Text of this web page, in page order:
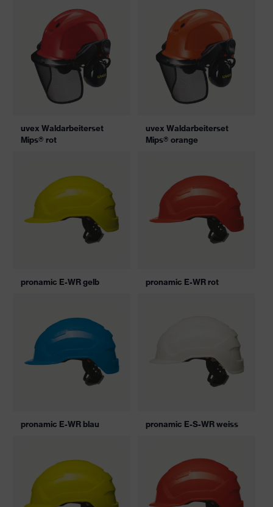
uvex Waldarbeiterset
Mips® rot
uvex Waldarbeiterset
Mips® orange
pronamic E-WR gelb pronamic E-WR rot
pronamic E-WR blau pronamic E-S-WR weiss